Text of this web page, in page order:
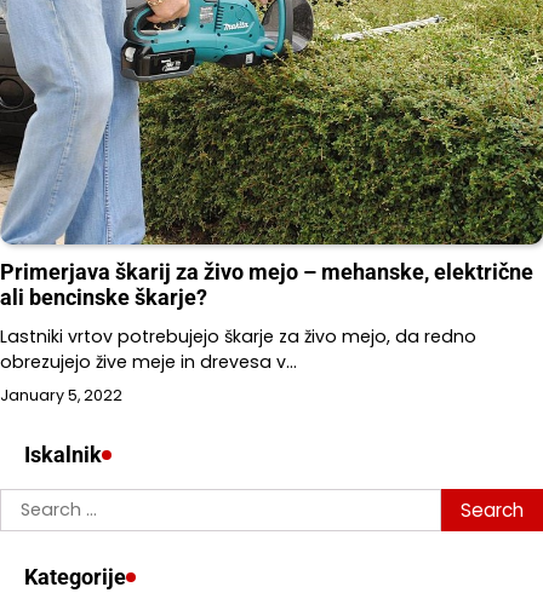
Primerjava škarij za živo mejo – mehanske, električne
ali bencinske škarje?
Lastniki vrtov potrebujejo škarje za živo mejo, da redno
obrezujejo žive meje in drevesa v…
January 5, 2022
Iskalnik
Search
for:
Kategorije